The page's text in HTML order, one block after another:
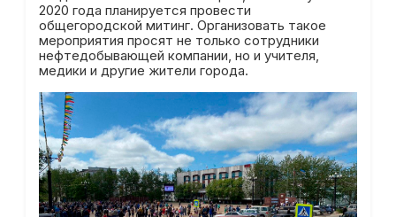
2020 года планируется провести
общегородской митинг. Организовать такое
мероприятия просят не только сотрудники
нефтедобывающей компании, но и учителя,
медики и другие жители города.